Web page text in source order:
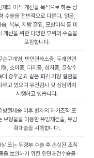
체의 미적 개선을 목적으로 하는 성
수술을 전반적으로 다룬다. 얼굴,
슴, 복부, 지방 흡입, 모발이식 등 미
개선을 위한 다양한 부위의 수술을
포함합니다.
순구개열, 반안면왜소증, 두개안면
형, 소이증, 다지증, 합지증, 윤상수
대 증후군과 같은 희귀 기형 질환을
루고 있으며 유전검사 및 상담까지
시행하고 있습니다.
방절제술 이후 환자의 자가조직 또
보형물을 이용한 유방재건술, 유방
확대술을 시행합니다.
또는 두경부 수술 후 손실된 조직
을 보완하기 위한 안면재건수술을